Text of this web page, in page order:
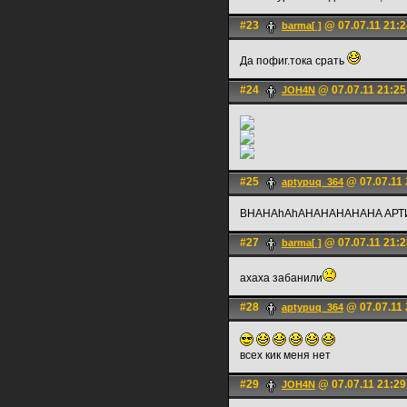
#23 barma[ ] @ 07.07.11
Да пофиг.тока срать
#24 JOH4N @ 07.07.11 21:25
#25 aptypuq_364 @ 07.07.11
BHAHAhAhAHAHAHAHAHA
#27 barma[ ] @ 07.07.11
ахаха забанили
#28 aptypuq_364 @ 07.07.11
всех кик меня нет
#29 JOH4N @ 07.07.11 21:29